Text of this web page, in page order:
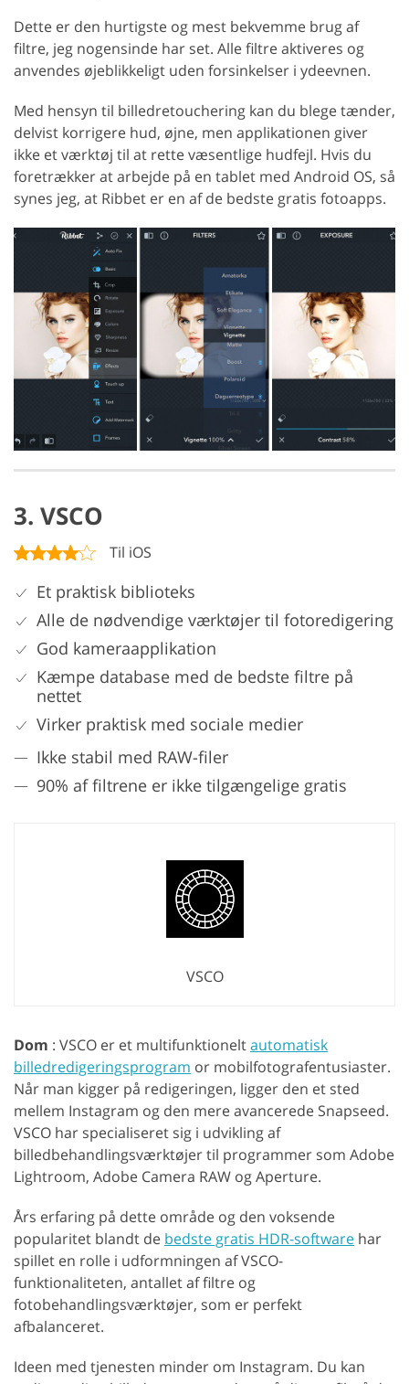
Dette er den hurtigste og mest bekvemme brug af
filtre, jeg nogensinde har set. Alle filtre aktiveres og
anvendes øjeblikkeligt uden forsinkelser i ydeevnen.
Med hensyn til billedretouchering kan du blege tænder,
delvist korrigere hud, øjne, men applikationen giver
ikke et værktøj til at rette væsentlige hudfejl. Hvis du
foretrækker at arbejde på en tablet med Android OS, så
synes jeg, at Ribbet er en af de bedste gratis fotoapps.
3. VSCO
Til iOS
Et praktisk biblioteks
Alle de nødvendige værktøjer til fotoredigering
God kameraapplikation
Kæmpe database med de bedste filtre på
nettet
Virker praktisk med sociale medier
Ikke stabil med RAW-filer
90% af filtrene er ikke tilgængelige gratis
VSCO
Dom : VSCO er et multifunktioneltautomatisk
billedredigeringsprogram or mobilfotografentusiaster.
Når man kigger på redigeringen, ligger den et sted
mellem Instagram og den mere avancerede Snapseed.
VSCO har specialiseret sig i udvikling af
billedbehandlingsværktøjer til programmer som Adobe
Lightroom, Adobe Camera RAW og Aperture.
Års erfaring på dette område og den voksende
popularitet blandt de bedste gratis HDR-software har
spillet en rolle i udformningen af VSCO-
funktionaliteten, antallet af filtre og
fotobehandlingsværktøjer, som er perfekt
afbalanceret.
Ideen med tjenesten minder om Instagram. Du kan